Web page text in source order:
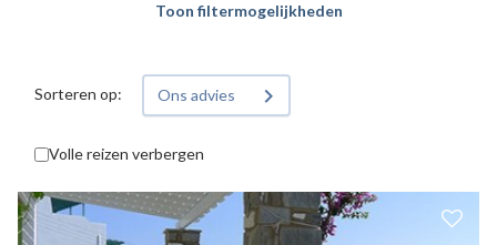
Toon filtermogelijkheden
Sorteren op: Ons advies
Volle reizen verbergen